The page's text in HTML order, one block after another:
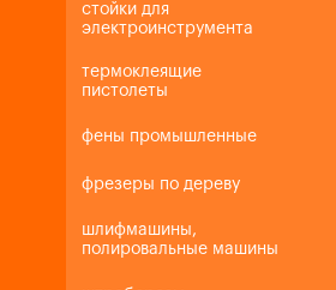
стойки для
электроинструмента
термоклеящие
пистолеты
фены промышленные
фрезеры по дереву
шлифмашины,
полировальные машины